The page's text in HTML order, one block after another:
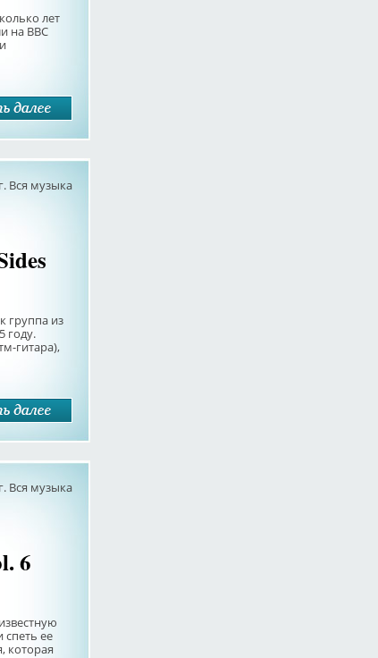
лет
на BBC
Вся музыка
группа из
году.
гитара),
Вся музыка
6
спеть ее
которая